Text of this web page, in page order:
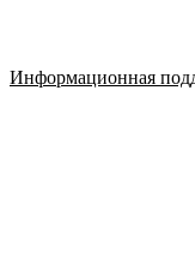
Информационная